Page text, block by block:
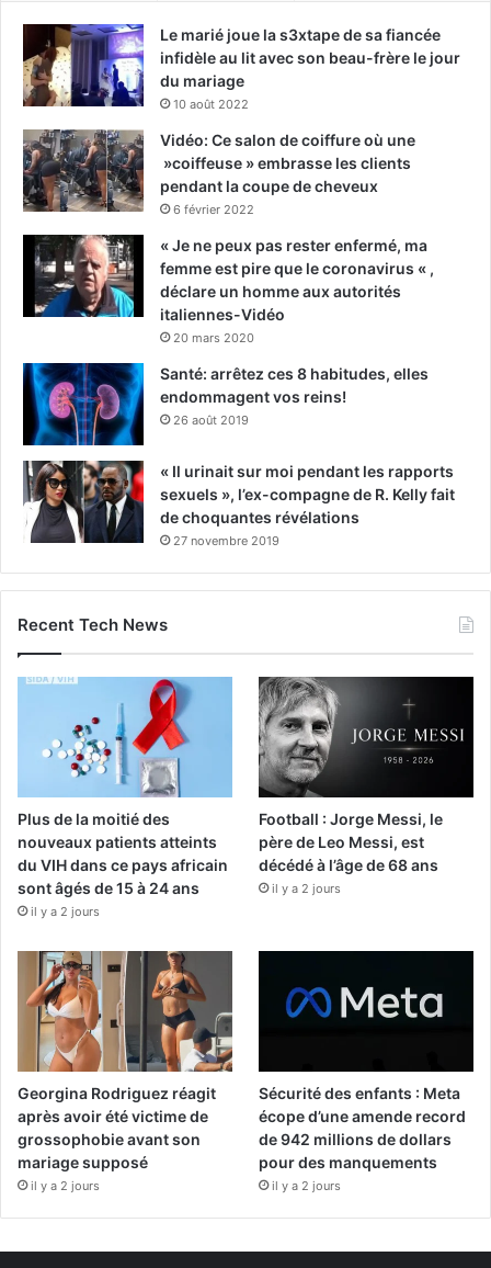
Le marié joue la s3xtape de sa fiancée
infidèle au lit avec son beau-frère le jour
du mariage
10 août 2022
Vidéo: Ce salon de coiffure où une
»coiffeuse » embrasse les clients
pendant la coupe de cheveux
6 février 2022
« Je ne peux pas rester enfermé, ma
femme est pire que le coronavirus « ,
déclare un homme aux autorités
italiennes-Vidéo
20 mars 2020
Santé: arrêtez ces 8 habitudes, elles
endommagent vos reins!
26 août 2019
« Il urinait sur moi pendant les rapports
sexuels », l’ex-compagne de R. Kelly fait
de choquantes révélations
27 novembre 2019
Recent Tech News
Plus de la moitié des
nouveaux patients atteints
du VIH dans ce pays africain
sont âgés de 15 à 24 ans
il y a 2 jours
Football : Jorge Messi, le
père de Leo Messi, est
décédé à l’âge de 68 ans
il y a 2 jours
Georgina Rodriguez réagit
après avoir été victime de
grossophobie avant son
mariage supposé
il y a 2 jours
Sécurité des enfants : Meta
écope d’une amende record
de 942 millions de dollars
pour des manquements
il y a 2 jours